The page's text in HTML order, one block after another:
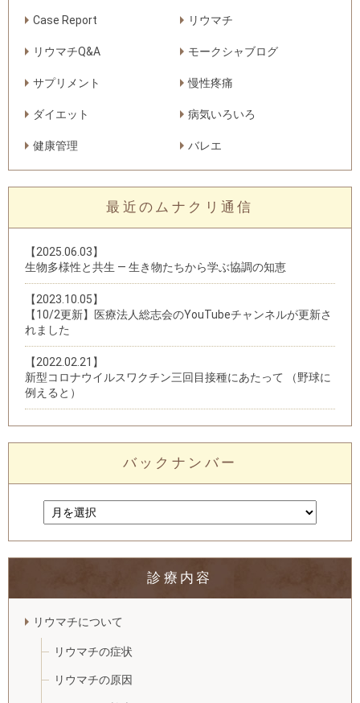
Case Report リウマチ
リウマチQ&A モークシャブログ
サプリメント 慢性疼痛
ダイエット 病気いろいろ
健康管理 バレエ
最近のムナクリ通信
【2025.06.03】
生物多様性と共生 — 生き物たちから学ぶ協調の知恵
【2023.10.05】
【10/2更新】医療法人総志会のYouTubeチャンネルが更新さ
れました
【2022.02.21】
新型コロナウイルスワクチン三回目接種にあたって （野球に
例えると）
バックナンバー
診療内容
リウマチについて
リウマチの症状
リウマチの原因